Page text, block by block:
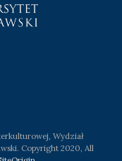
Wydział
Copyright 2020, All